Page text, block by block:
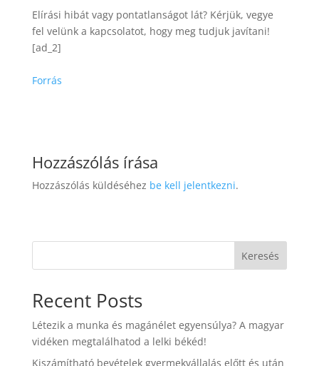
Elírási hibát vagy pontatlanságot lát? Kérjük, vegye
fel velünk a kapcsolatot, hogy meg tudjuk javítani!
[ad_2]
Forrás
Hozzászólás írása
Hozzászólás küldéséhez be kell jelentkezni.
Keresés
Recent Posts
Létezik a munka és magánélet egyensúlya? A magyar
vidéken megtalálhatod a lelki békéd!
Kiszámítható bevételek gyermekvállalás előtt és után